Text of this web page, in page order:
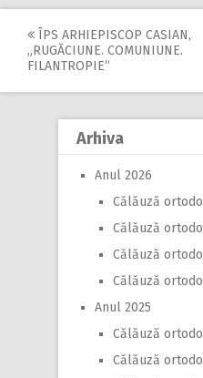
Post
navigation
ÎPS ARHIEPISCOP CASIAN,
„RUGĂCIUNE. COMUNIUNE.
FILANTROPIE“
Arhiva
Anul 2026
Călăuză
Călăuză
Călăuză
Călăuză
Anul 2025
Călăuză
Călăuză